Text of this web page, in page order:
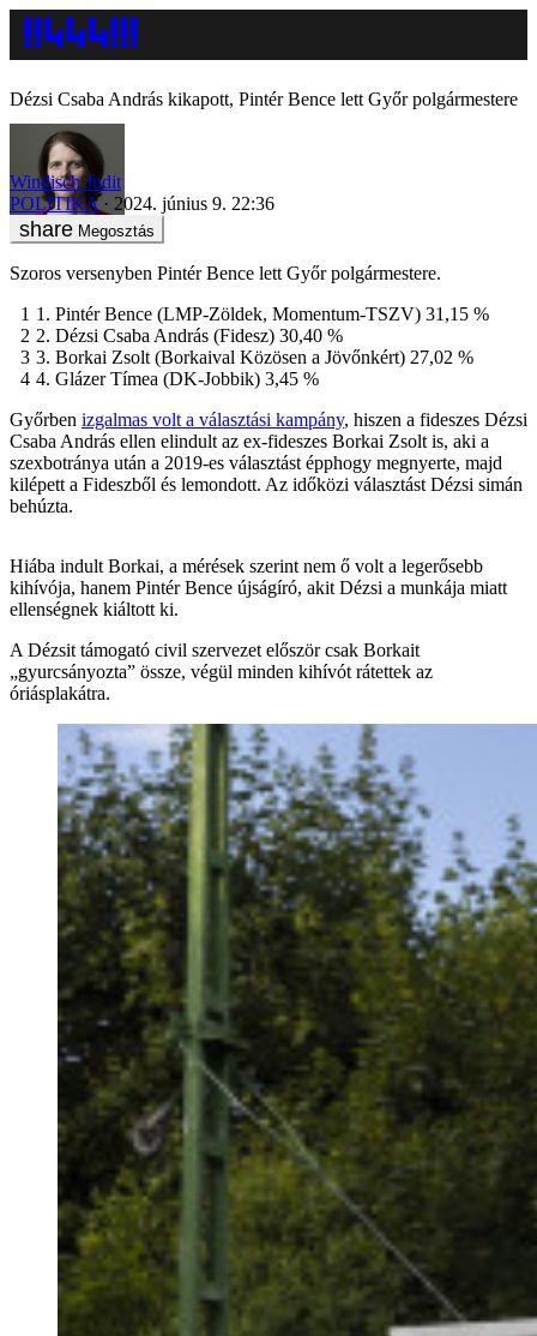
Dézsi Csaba András kikapott, Pintér Bence lett Győr polgármestere
Windisch Judit
POLITIKA
2024. június 9. 22:36
Megosztás
Szoros versenyben Pintér Bence lett Győr polgármestere.
Pintér Bence (LMP-Zöldek, Momentum-TSZV) 31,15 %
Dézsi Csaba András (Fidesz) 30,40 %
Borkai Zsolt (Borkaival Közösen a Jövőnkért) 27,02 %
Glázer Tímea (DK-Jobbik) 3,45 %
Győrben izgalmas volt a választási kampány, hiszen a fideszes Dézsi
Csaba András ellen elindult az ex-fideszes Borkai Zsolt is, aki a
szexbotránya után a 2019-es választást épphogy megnyerte, majd
kilépett a Fideszből és lemondott. Az időközi választást Dézsi simán
behúzta.
Hiába indult Borkai, a mérések szerint nem ő volt a legerősebb
kihívója, hanem Pintér Bence újságíró, akit Dézsi a munkája miatt
ellenségnek kiáltott ki.
A Dézsit támogató civil szervezet először csak Borkait
„gyurcsányozta” össze, végül minden kihívót rátettek az
óriásplakátra.